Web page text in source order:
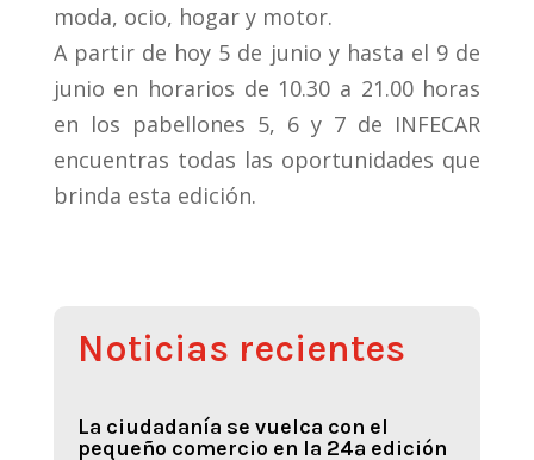
moda, ocio, hogar y motor.
A partir de hoy 5 de junio y hasta el 9 de
junio en horarios de 10.30 a 21.00 horas
en los pabellones 5, 6 y 7 de INFECAR
encuentras todas las oportunidades que
brinda esta edición.
Noticias recientes
La ciudadanía se vuelca con el
pequeño comercio en la 24ª edición